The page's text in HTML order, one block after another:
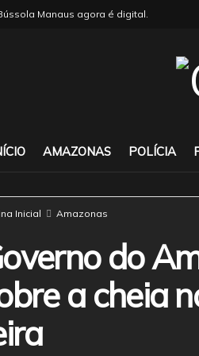
Manaus agora é digital.
AMAZONAS POLÍCIA
Inicial Amazonas
do
a cheia